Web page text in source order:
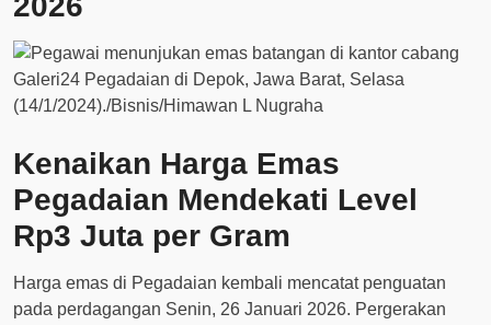
Kenaikan Harga Emas
Pegadaian Mendekati Level
Rp3 Juta per Gram
Harga emas di Pegadaian kembali mencatat penguatan
pada perdagangan Senin, 26 Januari 2026. Pergerakan